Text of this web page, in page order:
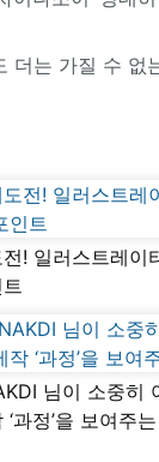
더는 가질 수 없
! 일러스트레이
님이 소중히
과정’을 보여주